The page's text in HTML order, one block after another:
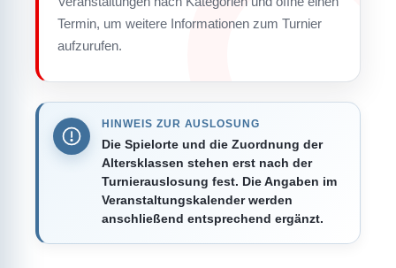
Termin, um weitere Informationen zum Turnier
aufzurufen.
HINWEIS ZUR AUSLOSUNG
Die Spielorte und die Zuordnung der
Altersklassen stehen erst nach der
Turnierauslosung fest. Die Angaben im
Veranstaltungskalender werden
anschließend entsprechend ergänzt.